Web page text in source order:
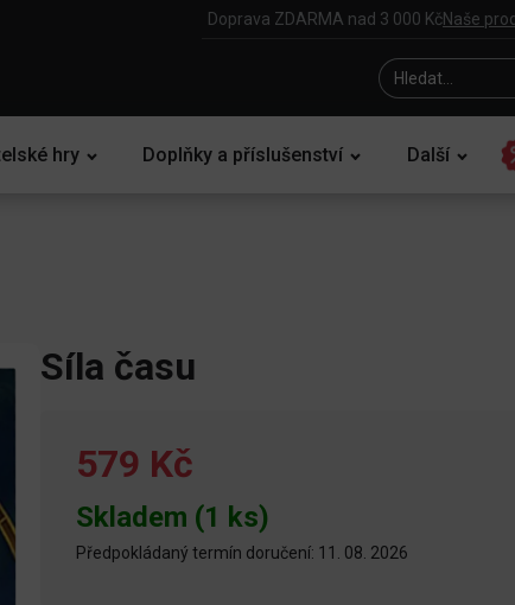
Doprava ZDARMA nad 3 000 KčNaše
Search
for:
hry Doplňky a příslušenství Další
Síla času
579 Kč
Skladem (1 ks)
Předpokládaný termín doručení: 11. 08. 2026